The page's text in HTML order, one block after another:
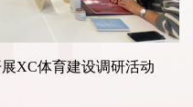
XC体育建设调研活动